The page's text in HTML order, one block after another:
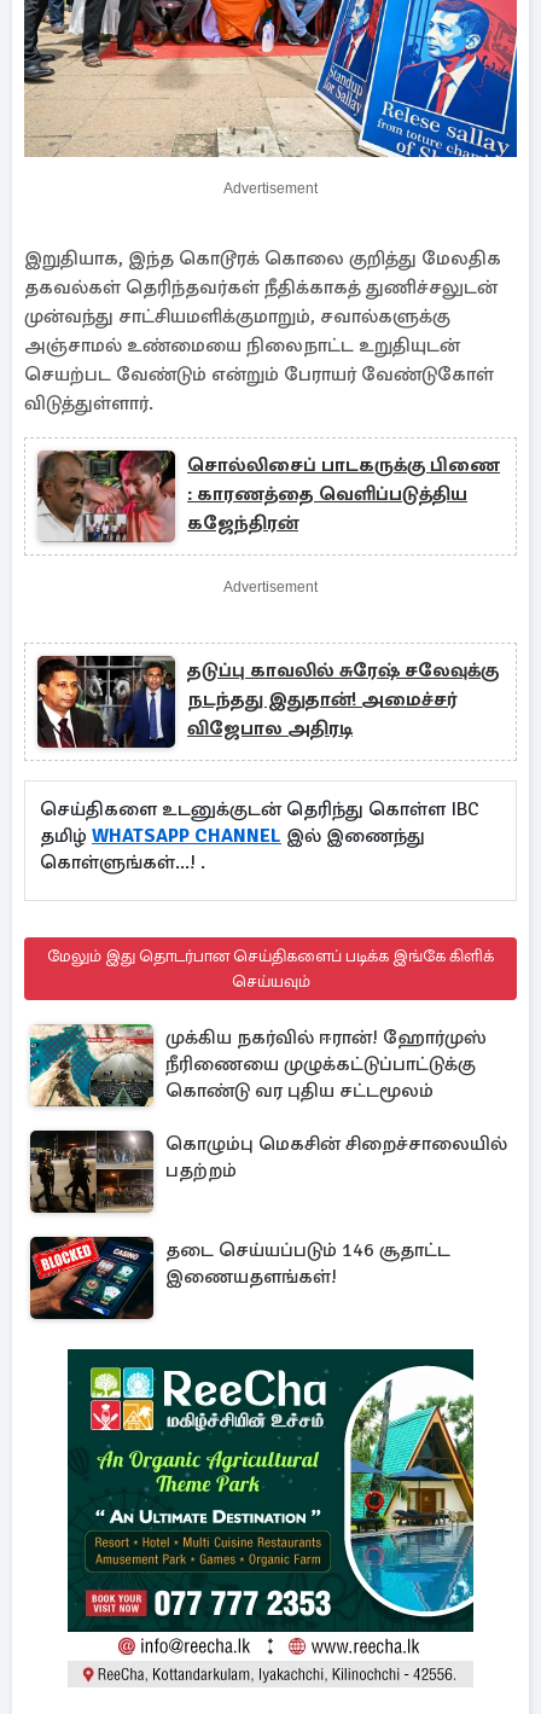
Advertisement
இறுதியாக, இந்த கொடூரக் கொலை குறித்து மேலதிக
தகவல்கள் தெரிந்தவர்கள் நீதிக்காகத் துணிச்சலுடன்
முன்வந்து சாட்சியமளிக்குமாறும், சவால்களுக்கு
அஞ்சாமல் உண்மையை நிலைநாட்ட உறுதியுடன்
செயற்பட வேண்டும் என்றும் பேராயர் வேண்டுகோள்
விடுத்துள்ளார்.
சொல்லிசைப் பாடகருக்கு பிணை
: காரணத்தை வெளிப்படுத்திய
கஜேந்திரன்
Advertisement
தடுப்பு காவலில் சுரேஷ் சலேவுக்கு
நடந்தது இதுதான்! அமைச்சர்
விஜேபால அதிரடி
செய்திகளை உடனுக்குடன் தெரிந்து கொள்ள IBC
தமிழ் WHATSAPP CHANNEL இல் இணைந்து
கொள்ளுங்கள்...! .
மேலும் இது தொடர்பான செய்திகளைப் படிக்க இங்கே கிளிக்
செய்யவும்
முக்கிய நகர்வில் ஈரான்! ஹோர்முஸ்
நீரிணையை முழுக்கட்டுப்பாட்டுக்கு
கொண்டு வர புதிய சட்டமூலம்
கொழும்பு மெகசின் சிறைச்சாலையில்
பதற்றம்
தடை செய்யப்படும் 146 சூதாட்ட
இணையதளங்கள்!